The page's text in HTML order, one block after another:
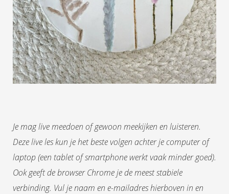
Je mag live meedoen of gewoon meekijken en luisteren.
Deze live les kun je het beste volgen achter je computer of
laptop (een tablet of smartphone werkt vaak minder goed).
Ook geeft de browser Chrome je de meest stabiele
verbinding. Vul je naam en e-mailadres hierboven in en